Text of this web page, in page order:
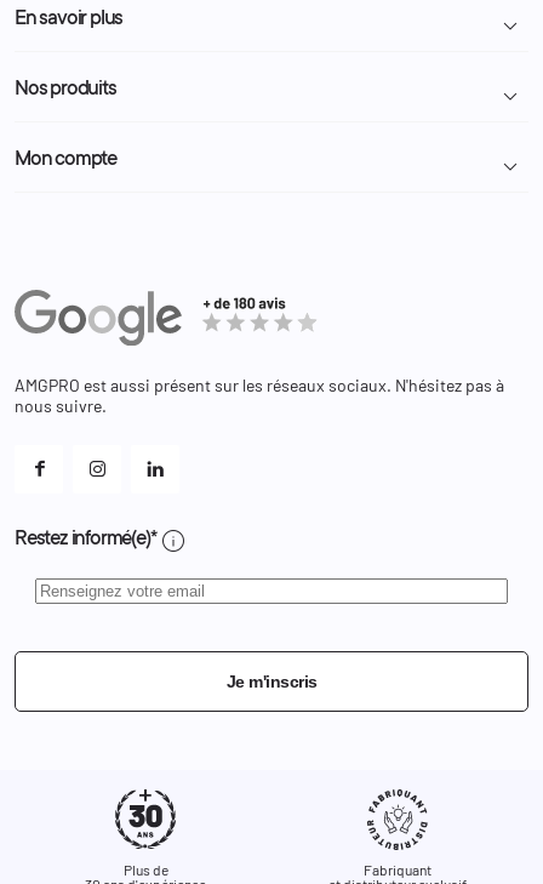
Livraison et retour colis
Demande de devis
Nous contacter
En savoir plus 
Programme Fidélité
Administration
Nos produits 
Police Municipale | ASVP
Equipements
Bagagerie
Mon compte 
Adresses
Bons de réduction
Et les cookies ?
AMGPRO est aussi présent sur les réseaux sociaux. N'hésitez pas à
nous suivre.
Restez informé(e)* info
Je m'inscris
Plus de
Fabriquant